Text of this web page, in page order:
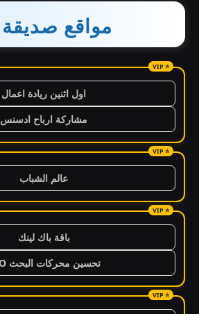
مواقع صديقة
اول اثنين ريادة اعمال
مشاركة ارباح ادسنس
عالم الشباب
باقة باك لينك
تحسين محركات البحث SEO